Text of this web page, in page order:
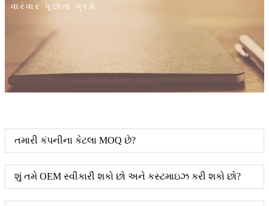
વારંવાર પૂછાતા પ્રશ્નો
તમારી કંપનીના કેટલા MOQ છે?
શું તમે OEM સ્વીકારી શકો છો અને કસ્ટમાઇઝ કરી શકો છો?